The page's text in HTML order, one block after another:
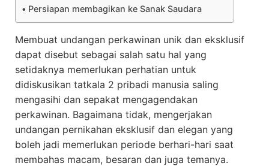
Persiapan membagikan ke Sanak Saudara
Membuat undangan perkawinan unik dan eksklusif
dapat disebut sebagai salah satu hal yang
setidaknya memerlukan perhatian untuk
didiskusikan tatkala 2 pribadi manusia saling
mengasihi dan sepakat mengagendakan
perkawinan. Bagaimana tidak, mengerjakan
undangan pernikahan eksklusif dan elegan yang
boleh jadi memerlukan periode berhari-hari saat
membahas macam, besaran dan juga temanya.